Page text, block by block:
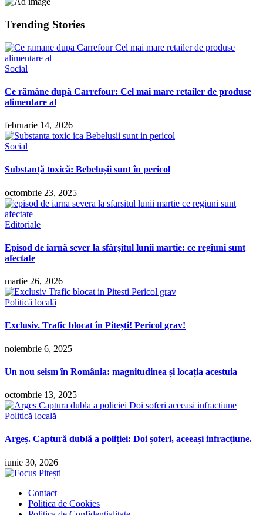
Trending Stories
Social
Ce rămâne după Carrefour: Cel mai mare retailer de produse
alimentare al
februarie 14, 2026
Social
Substanță toxică: Bebelușii sunt în pericol
octombrie 23, 2025
Editoriale
Episod de iarnă sever la sfârșitul lunii martie: ce regiuni sunt
afectate
martie 26, 2026
Politică locală
Exclusiv. Trafic blocat în Pitești! Pericol grav!
noiembrie 6, 2025
Un nou seism în România: magnitudinea și locația acestuia
octombrie 13, 2025
Politică locală
Argeș. Captură dublă a poliției: Doi șoferi, aceeași infracțiune.
iunie 30, 2026
Contact
Politica de Cookies